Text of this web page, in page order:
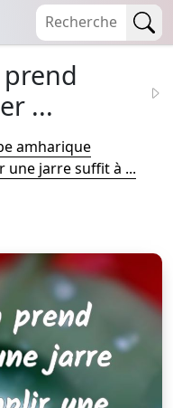
prend
...
amharique
une jarre suffit à ...